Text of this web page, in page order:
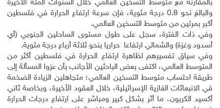
بالمقارنة مع متوسط التسخين العالمي خلال السنوات المئة الأخيرة
والبالغ نحو 0.8 درجة مئوية، فإن سرعة ارتفاع الحرارة في فلسطين
أكبر بمرتين من متوسط التسخين العالمي.
وفي ذات الفترة، سجل على طول مستوى الساحلين الجنوبي (أي
أسدود وغزة) والشمالي ارتفاعا حراريا بنحو ثلاثة أرباع درجة مئوية.
وفي سياق تفسيرهم لظاهرة ارتفاع الحرارة في فلسطين أكثر من
المتوسط العالمي، اكتفى بعض الباحثين الأجانب بأن عزوا المسألة إلى
طريقة احتساب متوسط التسخين العالمي؛ متجاهلين الزيادة الضخمة
في الانبعاثات الغازية الإسرائيلية، خلال العقود الأخيرة، وبخاصة ثاني
أكسيد الكربون، ما أثر بشكل كبير ومباشر على ارتفاع درجات الحرارة